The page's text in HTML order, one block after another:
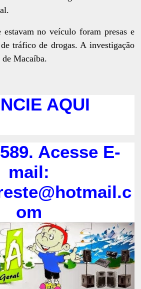
estavam no veículo foram presas e
tráfico de drogas. A investigação
Macaíba.
AQUI
Acesse E-
mail:
om